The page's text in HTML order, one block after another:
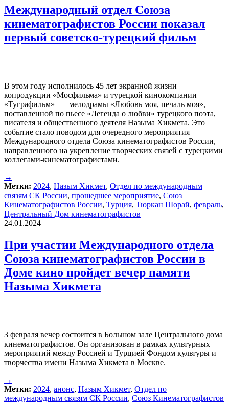
Международный отдел Союза
кинематографистов России показал
первый советско-турецкий фильм
В этом году исполнилось 45 лет экранной жизни
копродукции «Мосфильма» и турецкой кинокомпании
«Туграфильм» — мелодрамы «Любовь моя, печаль моя»,
поставленной по пьесе «Легенда о любви» турецкого поэта,
писателя и общественного деятеля Назыма Хикмета. Это
событие стало поводом для очередного мероприятия
Международного отдела Союза кинематографистов России,
направленного на укрепление творческих связей с турецкими
коллегами-кинематографистами.
→
Метки: 2024, Назым Хикмет, Отдел по международным
связям СК России, прошедшее мероприятие, Союз
Кинематографистов России, Турция, Тюркан Шорай, февраль,
Центральный Дом кинематографистов
24.01.2024
При участии Международного отдела
Союза кинематографистов России в
Доме кино пройдет вечер памяти
Назыма Хикмета
3 февраля вечер состоится в Большом зале Центрального дома
кинематографистов. Он организован в рамках культурных
мероприятий между Россией и Турцией Фондом культуры и
творчества имени Назыма Хикмета в Москве.
→
Метки: 2024, анонс, Назым Хикмет, Отдел по
международным связям СК России, Союз Кинематографистов